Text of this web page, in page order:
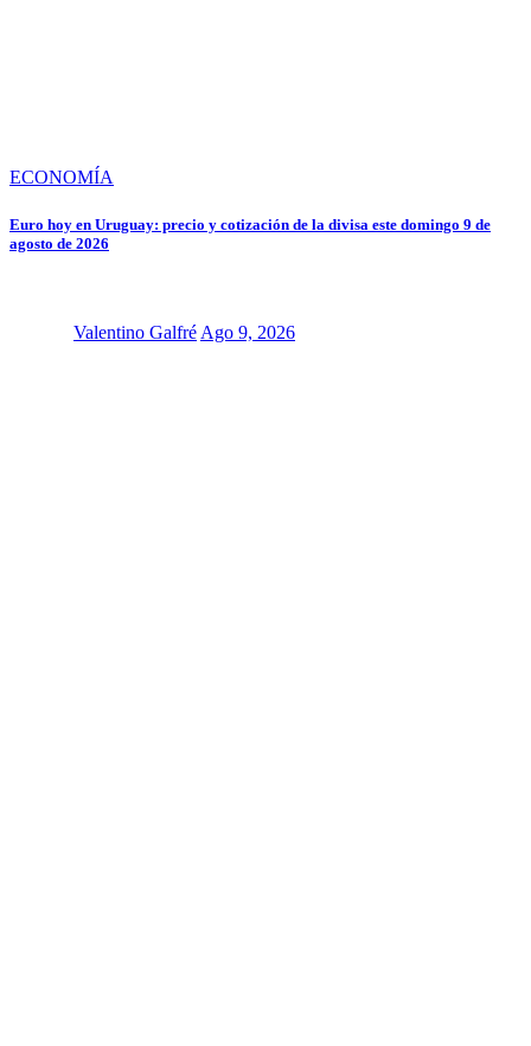
ECONOMÍA
Euro hoy en Uruguay: precio y cotización de la divisa este domingo 9 de
agosto de 2026
Valentino Galfré Ago 9, 2026